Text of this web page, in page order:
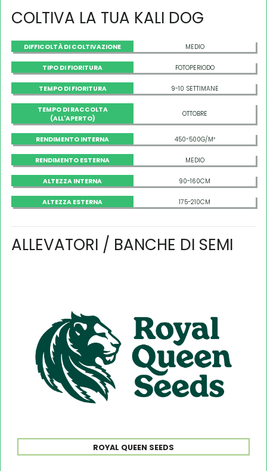
COLTIVA LA TUA KALI DOG
DIFFICOLTÀ DI COLTIVAZIONE MEDIO
TIPO DI FIORITURA FOTOPERIODO
TEMPO DI FIORITURA 9-10 SETTIMANE
TEMPO DI RACCOLTA
(ALL'APERTO)
OTTOBRE
RENDIMENTO INTERNA 450-500G/M²
RENDIMENTO ESTERNA MEDIO
ALTEZZA INTERNA 90-160CM
ALTEZZA ESTERNA 175-210CM
ALLEVATORI / BANCHE DI SEMI
ROYAL QUEEN SEEDS